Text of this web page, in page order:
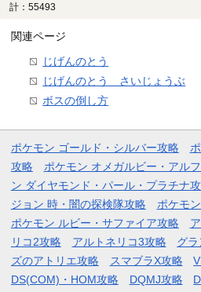
計：55493
関連ページ
じげんのとう
じげんのとう さいじょうぶ
ボスの倒し方
ポケモン ゴールド・シルバー攻略
攻略
ポケモン オメガルビー・アル
ン ダイヤモンド・パール・プラチナ
ジョン 時・闇の探検隊攻略
ポケモ
ポケモン ルビー・サファイア攻略
リコ2攻略
アルトネリコ3攻略 グ
ズのアトリエ攻略
スマブラX攻略
DS(COM)・HOM攻略
DQMJ攻略